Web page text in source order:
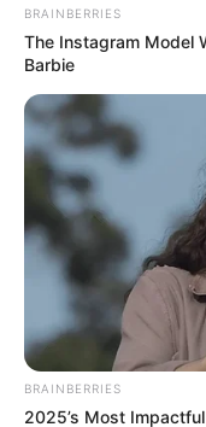
TAGS
ΕΥΒΟΙΑ
BRAINBERRIES
The Instagram Model
Barbie
BRAINBERRIES
2025’s Most